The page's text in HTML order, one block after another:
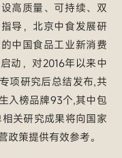
高质量、可持续、双
导，北京中食发展研
中国食品工业新消费
动，对2016年以来中
项研究后总结发布,共
入榜品牌93个,其中包
关研究成果将向国家
政策提供有效参考。